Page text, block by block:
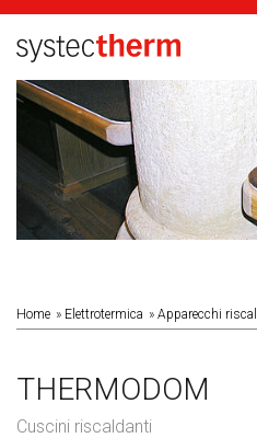
Home Elettrotermica Apparecchi
THERMODOM
Cuscini riscaldanti